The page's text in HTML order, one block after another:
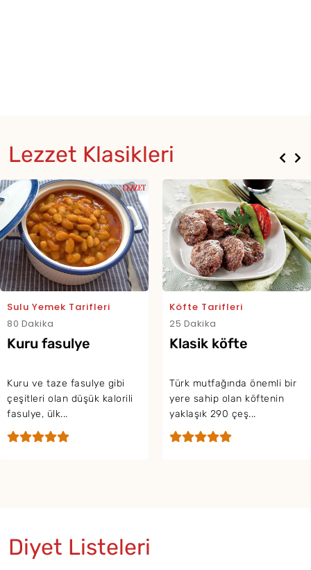
Lezzet Klasikleri
Köfte Tarifleri
25 Dakika
Klasik köfte
Türk mutfağında önemli bir
yere sahip olan köftenin
yaklaşık 290 çeş...
Zeytinyağlılar
75 Dakika
Zeytinyağlı yaprak
sarma
Genellikle asma yaprağı ve
kırık pirinç ile hazırlanan
yaprak sarma, Osmanlı
Diyet Listeleri